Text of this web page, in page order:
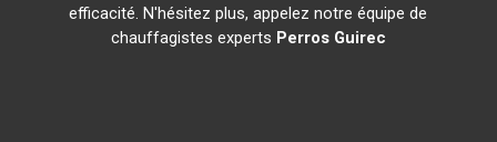
efficacité. N'hésitez plus, appelez notre équipe de
chauffagistes experts Perros Guirec